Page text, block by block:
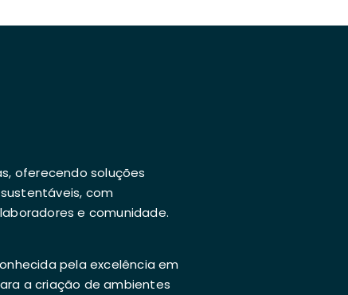
oferecendo soluções
com
e comunidade.
pela excelência em
a criação de ambientes